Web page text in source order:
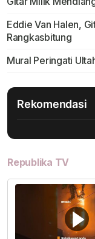
Eddie Van Halen,
Rangkasbitung
Mural Peringati
Rekomendasi
Republika TV